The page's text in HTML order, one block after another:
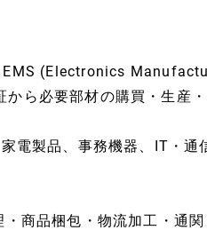
EMS (Electronics
ら必要部材の購買・生産
電製品、事務機器、IT・通
商品梱包・物流加工・通